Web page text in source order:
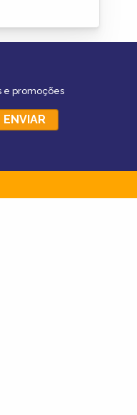
e promoções